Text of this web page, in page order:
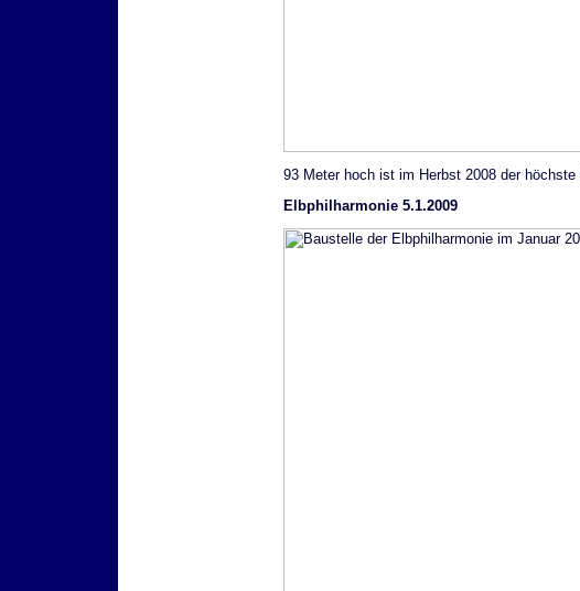
93 Meter hoch ist im Herbst 2008 der
Elbphilharmonie 5.1.2009